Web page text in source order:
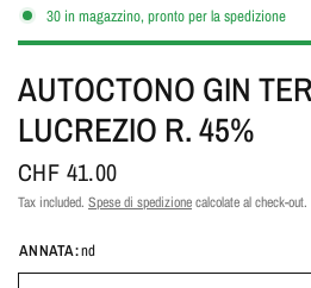
30 in magazzino, pronto per la spedizione
AUTOCTONO GIN
LUCREZIO R. 45%
CHF 41.00
Tax included. Spese di spedizionecalcolate al check-out.
ANNATA:nd